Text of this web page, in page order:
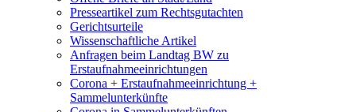
Presseartikel zum Rechtsgutachten
Gerichtsurteile
Wissenschaftliche Artikel
Anfragen beim Landtag BW zu
Erstaufnahmeeinrichtungen
Corona + Erstaufnahmeeinrichtung +
Sammelunterkünfte